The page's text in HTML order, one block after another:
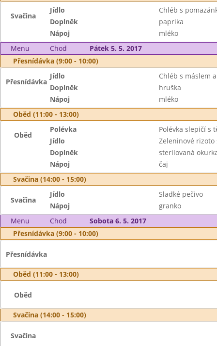
Svačina
Jídlo
Chléb s
Doplněk
paprika
Nápoj
mléko
Menu
Chod
Pátek 5. 5. 2017
Přesnídávka (9:00 - 10:00)
Přesnídávka
Jídlo
Chléb s máslem
Doplněk
hruška
Nápoj
mléko
Oběd (11:00 - 13:00)
Oběd
Polévka
Polévka slepičí s
Jídlo
Zeleninové rizoto
Doplněk
sterilovaná
Nápoj
čaj
Svačina (14:00 - 15:00)
Svačina
Jídlo
Sladké pečivo
Nápoj
granko
Menu
Chod
Sobota 6. 5. 2017
Přesnídávka (9:00 - 10:00)
Přesnídávka
Oběd (11:00 - 13:00)
Oběd
Svačina (14:00 - 15:00)
Svačina